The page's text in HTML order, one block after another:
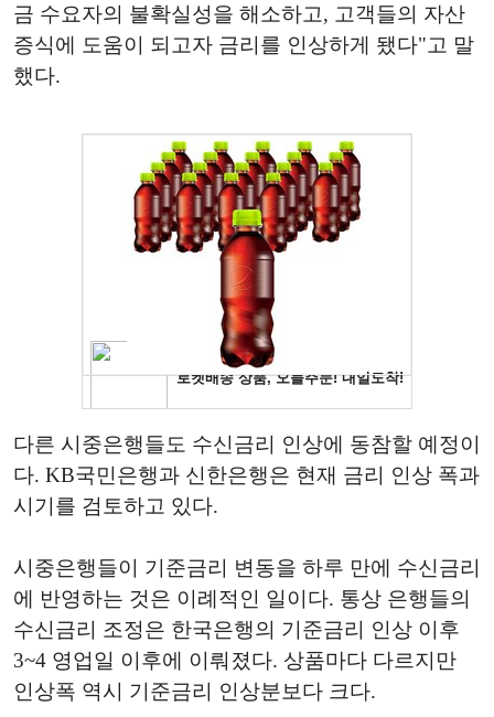
금 수요자의 불확실성을 해소하고, 고객들의 자산
증식에 도움이 되고자 금리를 인상하게 됐다"고 말
했다.
다른 시중은행들도 수신금리 인상에 동참할 예정이
다. KB국민은행과 신한은행은 현재 금리 인상 폭과
시기를 검토하고 있다.
시중은행들이 기준금리 변동을 하루 만에 수신금리
에
반영하는 것은 이례적인 일이다. 통상 은행들의
수신금리
조정은 한국은행의 기준금리 인상 이후
3~4 영업일 이후에 이뤄졌다. 상품마다 다르지만
인상폭 역시 기준금리 인상분보다 크다.